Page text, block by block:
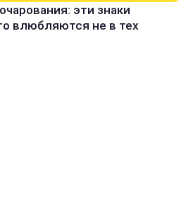
эти знаки
влюбляются не в тех